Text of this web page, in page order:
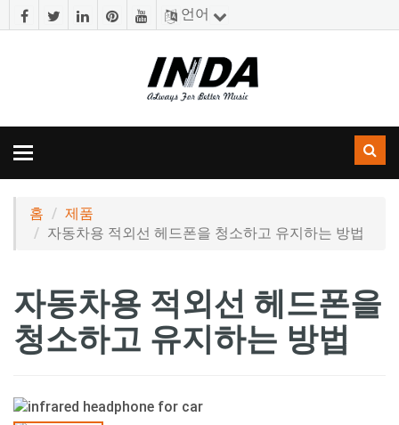
언어
토
비
게
홈
제품
자동차용 적외선 헤드폰을 청소하고 유지하는 방법
자동차용 적외선 헤드폰을
청소하고 유지하는 방법